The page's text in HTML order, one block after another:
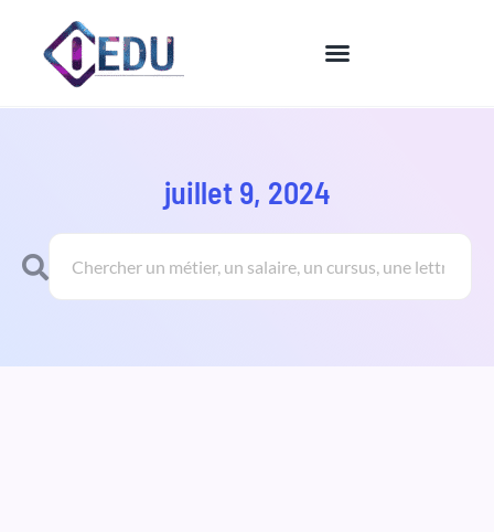
contenu
juillet 9, 2024
Rechercher
Rechercher